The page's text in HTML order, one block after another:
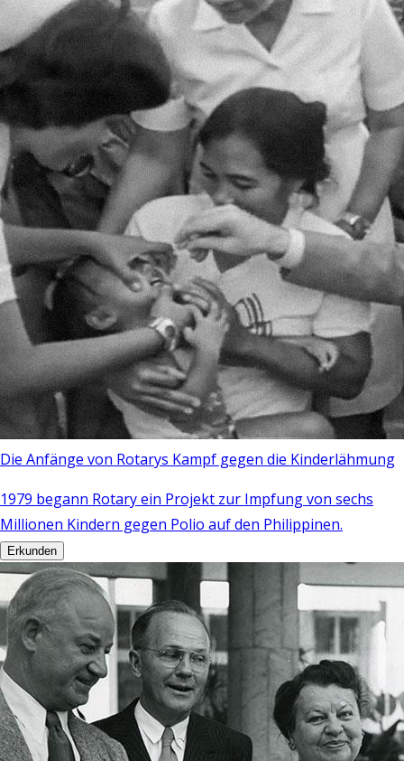
Die Anfänge von Rotarys Kampf gegen die Kinderlähmung
1979 begann Rotary ein Projekt zur Impfung von sechs
Millionen Kindern gegen Polio auf den Philippinen.
Erkunden